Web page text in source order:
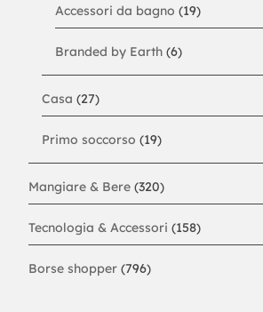
Accessori da bagno (19)
Branded by Earth (6)
Casa (27)
Primo soccorso (19)
Mangiare & Bere (320)
Tecnologia & Accessori (158)
Borse shopper (796)